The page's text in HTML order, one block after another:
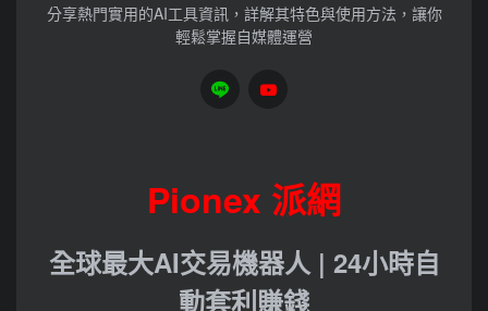
分享熱門實用的AI工具資訊，詳解其特色與使用方法，讓你
輕鬆掌握自媒體運營
Pionex 派網
全球最大AI交易機器人 | 24小時自
動套利賺錢